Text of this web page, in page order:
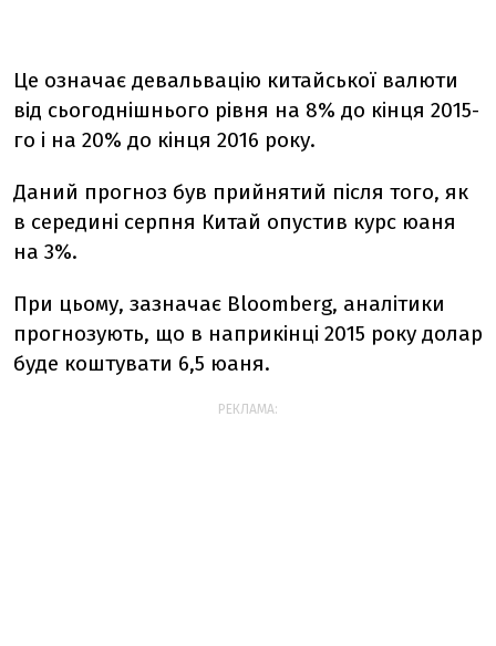
Це означає девальвацію китайської валюти
від сьогоднішнього рівня на 8% до кінця 2015-
го і на 20% до кінця 2016 року.
Даний прогноз був прийнятий після того, як
в середині серпня Китай опустив курс юаня
на 3%.
При цьому, зазначає Bloomberg, аналітики
прогнозують, що в наприкінці 2015 року долар
буде коштувати 6,5 юаня.
РЕКЛАМА: